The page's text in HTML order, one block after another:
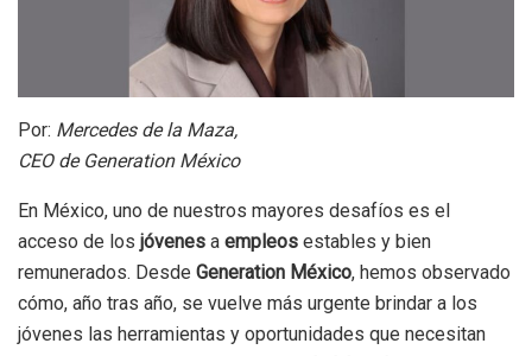
Por: Mercedes de la Maza,
CEO de Generation México
En México, uno de nuestros mayores desafíos es el
acceso de los jóvenes a empleos estables y bien
remunerados. Desde Generation México, hemos observado
cómo, año tras año, se vuelve más urgente brindar a los
jóvenes las herramientas y oportunidades que necesitan